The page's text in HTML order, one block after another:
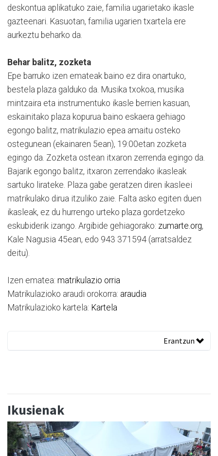
deskontua aplikatuko zaie, familia ugarietako ikasle
gazteenari. Kasuotan, familia ugarien txartela ere
aurkeztu beharko da.
Behar balitz, zozketa
Epe barruko izen emateak baino ez dira onartuko,
bestela plaza galduko da. Musika txokoa, musika
mintzaira eta instrumentuko ikasle berrien kasuan,
eskainitako plaza kopurua baino eskaera gehiago
egongo balitz, matrikulazio epea amaitu osteko
ostegunean (ekainaren 5ean), 19:00etan zozketa
egingo da. Zozketa ostean itxaron zerrenda egingo da.
Bajarik egongo balitz, itxaron zerrendako ikasleak
sartuko lirateke. Plaza gabe geratzen diren ikasleei
matrikulako dirua itzuliko zaie. Falta asko egiten duen
ikasleak, ez du hurrengo urteko plaza gordetzeko
eskubiderik izango. Argibide gehiagorako: zumarte.org,
Kale Nagusia 45ean, edo 943 371594 (arratsaldez
deitu).
Izen ematea: matrikulazio orria
Matrikulazioko araudi orokorra: araudia
Matrikulazioko kartela: Kartela
Erantzun
Ikusienak